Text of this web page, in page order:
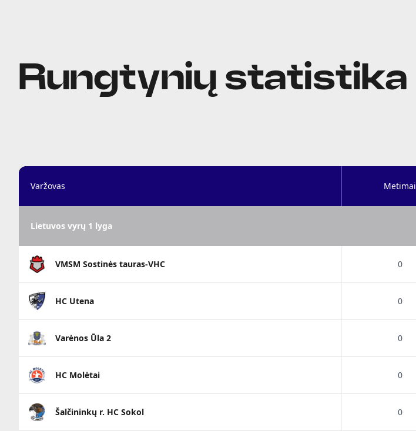
Rungtynių statistika
Varžovas Metimai
Lietuvos vyrų 1 lyga
VMSM Sostinės tauras-VHC 0
HC Utena 0
Varėnos Ūla 2 0
HC Molėtai 0
Šalčininkų r. HC Sokol 0